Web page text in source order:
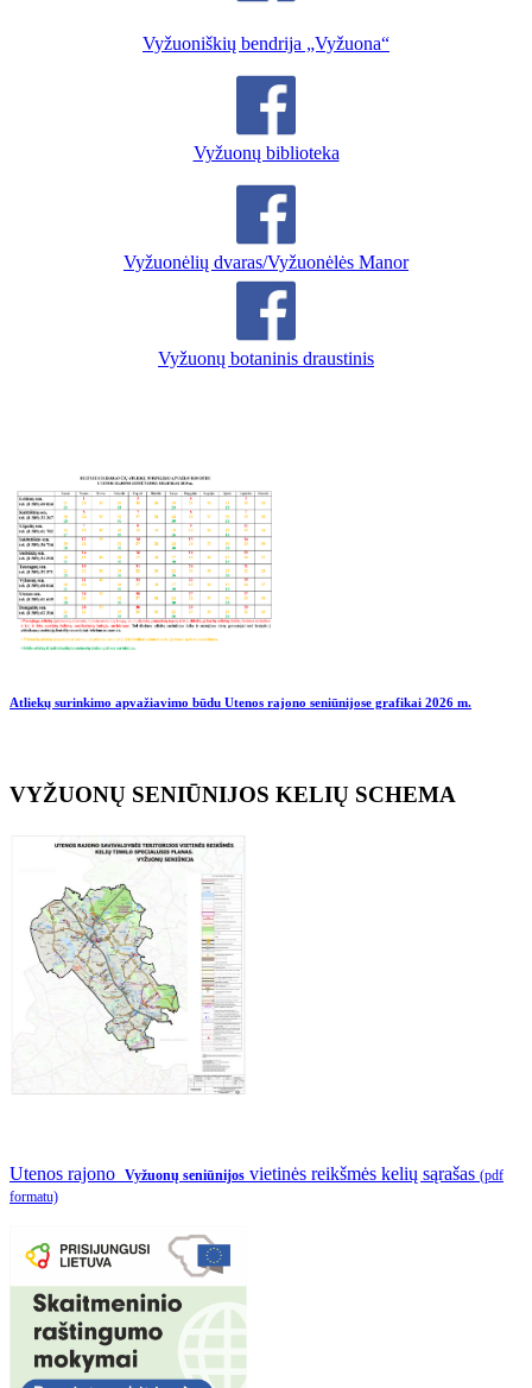
Vyžuoniškių bendrija „Vyžuona“
Vyžuonų biblioteka
Vyžuonėlių dvaras/Vyžuonėlės Manor
Vyžuonų botaninis draustinis
Atliekų surinkimo apvažiavimo būdu Utenos rajono seniūnijose grafikai 2026 m.
VYŽUONŲ SENIŪNIJOS KELIŲ SCHEMA
Utenos rajono Vyžuonų seniūnijos vietinės reikšmės kelių sąrašas (pdf
formatu)